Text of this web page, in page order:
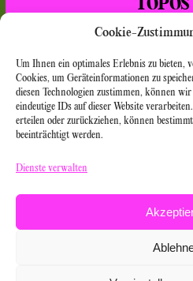
Cookie-
Um Ihnen ein optimales Erlebnis zu bieten,
Cookies, um Geräteinformationen zu
diesen Technologien zustimmen, können
eindeutige IDs auf dieser Website
erteilen oder zurückziehen, können
beeinträchtigt werden.
Dienste verwalten
Tel. 0049 –
Datenschutz|Cookie-